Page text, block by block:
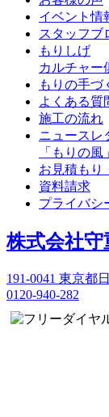
イベント情
スタッフブ
もりしげ
カルチャー
もりの手づ
よくある質
施工の流れ
ニュースレ
「もりの風」
お見積もり
資料請求
プライバシ
株式会社守
191-0041 東京都
0120-940-282